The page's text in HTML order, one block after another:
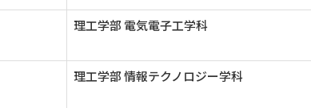
理工学部 電気電子工学科
理工学部 情報テクノロジー学科